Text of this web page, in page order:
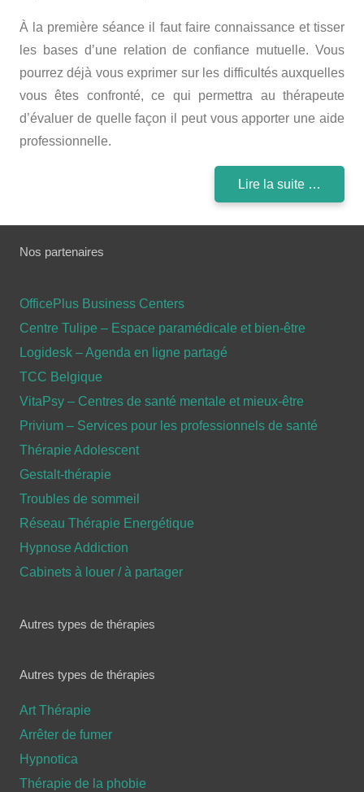
À la première séance il faut faire connaissance et tisser
les bases d’une relation de confiance mutuelle. Vous
pourrez déjà vous exprimer sur les difficultés auxquelles
vous êtes confronté, ce qui permettra au thérapeute
d’évaluer de quelle façon il peut vous apporter une aide
professionnelle.
Lire la suite …
Nos partenaires
OfficePlus Business Centers
Centre Tulipe – Espace paramédicale et bien-être
Logidesk – Agenda en ligne partagé
TCC Belgique
VitaPsy – Centres de santé mentale et mieux-être
Privium – Services pour les professionnels de santé
Thérapie Adolescent
Gestalt-thérapie
Troubles de sommeil
Réseau Thérapie Energétique
Hypnose Addiction
Cabinets à louer / à partager
Autres types de thérapies
Autres types de thérapies
Art Thérapie
Arrêter de fumer
Hypnotica
Thérapie de la phobie